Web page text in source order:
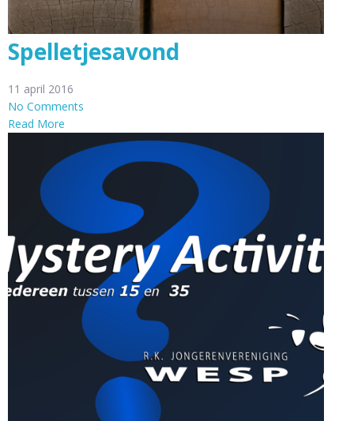
Spelletjesavond
11 april 2016
No Comments
Read More